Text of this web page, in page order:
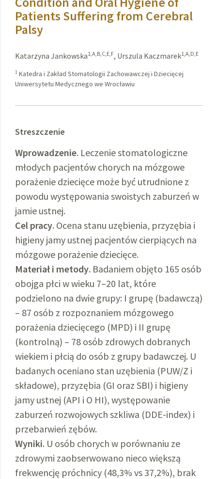
Patients Suffering from Cerebral
Palsy
Katarzyna Jankowska1,A,B,C,E,F, Urszula Kaczmarek1,A,D,E
1 Katedra i Zakład Stomatologii Zachowawczej i Dziecięcej
Uniwersytetu Medycznego we Wrocławiu
Streszczenie
Wprowadzenie. Leczenie stomatologiczne
młodych pacjentów chorych na mózgowe
porażenie dziecięce może być utrudnione z
powodu występowania swoistych zaburzeń w
jamie ustnej.
Cel pracy. Ocena stanu uzębienia, przyzębia i
higieny jamy ustnej pacjentów cierpiących na
mózgowe porażenie dziecięce.
Materiał i metody. Badaniem objęto 165 osób
obojga płci w wieku 7–20 lat, które
podzielono na dwie grupy: I grupę (badawczą)
– 87 osób z rozpoznaniem mózgowego
porażenia dziecięcego (MPD) i II grupę
(kontrolną) – 78 osób zdrowych dobranych
wiekiem i płcią do osób z grupy badawczej. U
badanych oceniano stan uzębienia (PUW/Z i
składowe), przyzębia (GI oraz SBI) i higieny
jamy ustnej (API i O HI), występowanie
zaburzeń rozwojowych szkliwa (DDE-index) i
przebarwień zębów.
Wyniki. U osób chorych w porównaniu ze
zdrowymi zaobserwowano nieco większą
frekwencję próchnicy (48,3% vs 37,2%), brak